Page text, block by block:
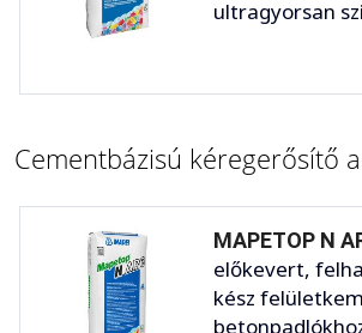
ultragyorsan
Cementbázisú kéregerősítő
MAPETOP N
előkevert,
kész